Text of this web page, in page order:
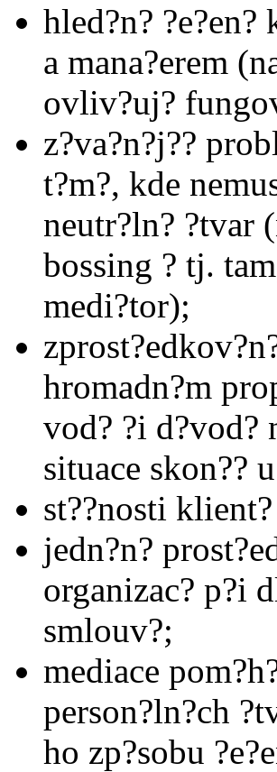
hled?n?
a mana?erem
ovliv?uj?
z?va?n?j??
t?m?, kde
neutr?ln? ?tvar
bossing ? tj.
medi?tor);
hromadn?m
vod? ?i d?vod?
situace skon??
st??nosti
jedn?n?
organizac? p?i
smlouv?;
mediace
person?ln?ch
ho zp?sobu